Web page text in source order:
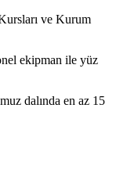
ve Kurum
ekipman ile yüz
dalında en az 15